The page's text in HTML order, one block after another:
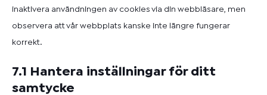
inaktivera användningen av cookies via din webbläsare, men
observera att vår webbplats kanske inte längre fungerar
korrekt.
7.1 Hantera inställningar för ditt
samtycke